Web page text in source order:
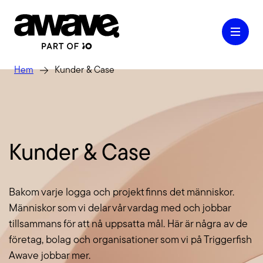
Hem Kunder & Case
Våra tjänster
Kontakt
Kunskap & Inspiration
Kunder & Case
Bakom varje logga och projekt finns det människor.
Människor som vi delar vår vardag med och jobbar
tillsammans för att nå uppsatta mål. Här är några av de
företag, bolag och organisationer som vi på Triggerfish
Awave jobbar mer.